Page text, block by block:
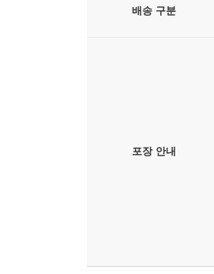
배송 구분
포장 안내